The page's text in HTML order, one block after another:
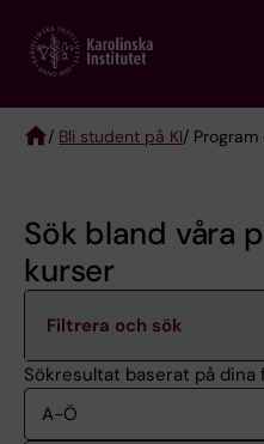
main
/ Bli student på KI/
Sök bland våra
kurser
Filtrera och sök
Sökresultat baserat på
Sortering